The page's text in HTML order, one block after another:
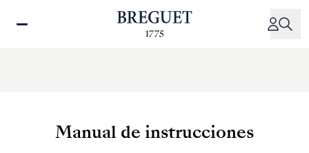
Manual de instrucciones